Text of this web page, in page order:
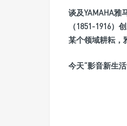
谈及YAMAHA
（1851-1916
某个领域耕耘，
今天“影音新生